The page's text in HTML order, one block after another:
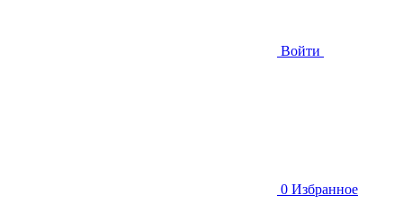
Войти
0 Избранное